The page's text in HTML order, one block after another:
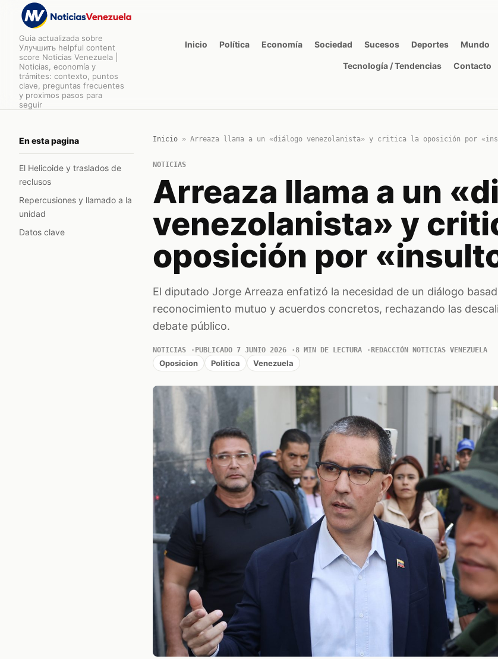
Guia actualizada sobre
Улучшить helpful content
score Noticias Venezuela |
Noticias, economía y
trámites: contexto, puntos
clave, preguntas frecuentes
y proximos pasos para
seguir
Inicio Política Economía Sociedad Sucesos Deportes Mundo
Tecnología / Tendencias Contacto
En esta pagina
El Helicoide y traslados de
reclusos
Repercusiones y llamado a la
unidad
Datos clave
Inicio» Arreaza llama a un «diálogo venezolanista» y critica la oposición por
NOTICIAS
Arreaza llama a un
venezolanista» y
oposición por
El diputado Jorge Arreaza enfatizó la necesidad de un diálogo
reconocimiento mutuo y acuerdos concretos, rechazando las
debate público.
NOTICIAS PUBLICADO 7 JUNIO 2026 8 MIN DE LECTURA REDACCIÓN NOTICIAS VENEZUELA
Oposicion Politica Venezuela